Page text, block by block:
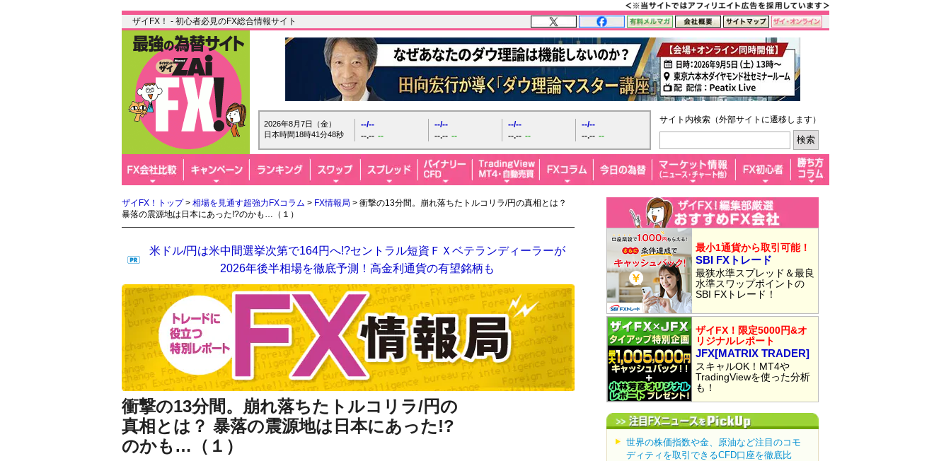
ザイFX！ - 初心者必見のFX総合情報サイト
2026年8月7日（金）
日本時間18時41分49秒
--/--
--.-- --
--/--
--.-- --
--/--
--.-- --
--/--
--.-- --
サイト内検索（外部サイトに遷移します）
ザイFX！トップ> 相場を見通す超強力FXコラム > FX情報局 > 衝撃の13分間。崩れ落ちたトルコリラ/円の真相とは？
暴落の震源地は日本にあった!?のかも…（１）
米ドル/円は米中間選挙次第で164円へ!?セントラル短資ＦＸベテランディーラーが
2026年後半相場を徹底予測！高金利通貨の有望銘柄も
衝撃の13分間。崩れ落ちたトルコリラ/円の
真相とは？ 暴落の震源地は日本にあった!?
のかも…（１）
最小1通貨から取引可能！
SBI FXトレード
最狭水準スプレッド＆最良
水準スワップポイントの
SBI FXトレード！
ザイFX！限定5000円&オ
リジナルレポート
JFX[MATRIX TRADER]
スキャルOK！MT4や
TradingViewを使った分析
も！
世界の株価指数や金、原油など注目のコモ
ディティを取引できるCFD口座を徹底比